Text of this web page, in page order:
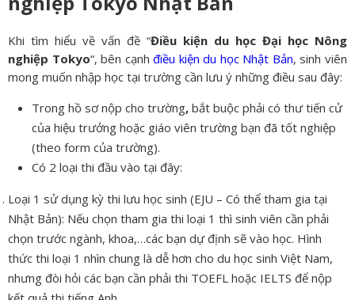
Khi tìm hiểu về vấn đề “Điều kiện du học Đại học Nông
nghiệp Tokyo“, bên cạnhđiều kiện du học Nhật Bản, sinh viên
mong muốn nhập học tại trường cần lưu ý những điều sau đây:
Trong hồ sơ nộp cho trường, bắt buộc phải có thư tiến cử
của hiệu trưởng hoặc giáo viên trường bạn đã tốt nghiệp
(theo form của trường).
Có 2 loại thi đầu vào tại đây:
Loại 1 sử dụng kỳ thi lưu học sinh (EJU – Có thể tham gia tại
Nhật Bản): Nếu chọn tham gia thi loại 1 thì sinh viên cần phải
chọn trước ngành, khoa,…các bạn dự định sẽ vào học. Hình
thức thi loại 1 nhìn chung là dễ hơn cho du học sinh Việt Nam,
nhưng đòi hỏi các bạn cần phải thi TOEFL hoặc IELTS để nộp